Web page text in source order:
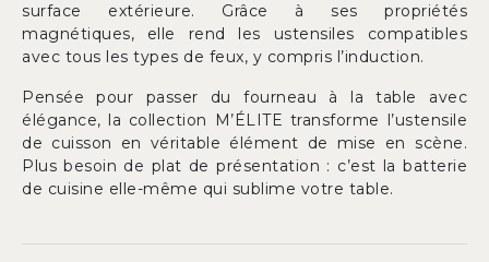
surface extérieure. Grâce à ses propriétés
magnétiques, elle rend les ustensiles compatibles
avec tous les types de feux, y compris l’induction.
Pensée pour passer du fourneau à la table avec
élégance, la collection M’ÉLITE transforme l’ustensile
de cuisson en véritable élément de mise en scène.
Plus besoin de plat de présentation : c’est la batterie
de cuisine elle-même qui sublime votre table.